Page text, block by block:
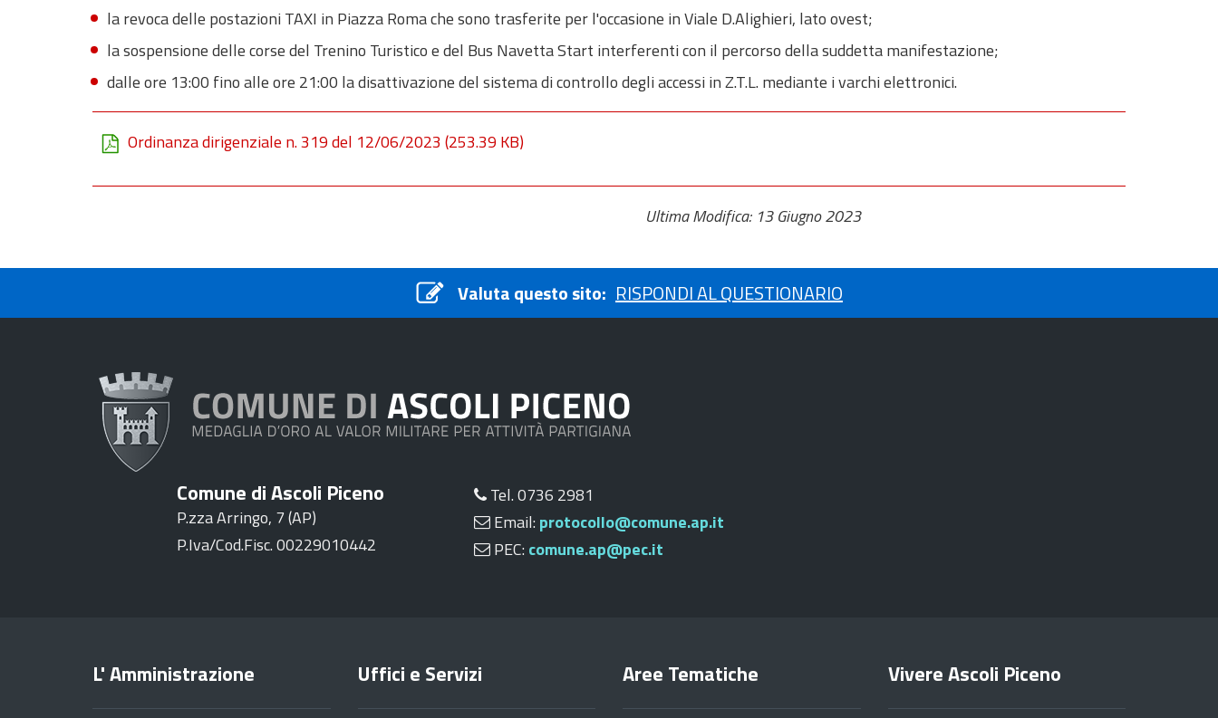
la revoca delle postazioni TAXI in Piazza Roma che sono trasferite per l'occasione in Viale D.Alighieri, lato ovest;
la sospensione delle corse del Trenino Turistico e del Bus Navetta Start interferenti con il percorso della suddetta manifestazione;
dalle ore 13:00 fino alle ore 21:00 la disattivazione del sistema di controllo degli accessi in Z.T.L. mediante i varchi elettronici.
Ordinanza dirigenziale n. 319 del 12/06/2023 (253.39 KB)
Ultima Modifica: 13 Giugno 2023
Valuta questo sito: RISPONDI AL QUESTIONARIO
Comune di Ascoli Piceno
P.zza Arringo, 7 (AP)
P.Iva/Cod.Fisc. 00229010442
Tel. 0736 2981
Email: protocollo@comune.ap.it
PEC: comune.ap@pec.it
L' Amministrazione Uffici e Servizi Aree Tematiche Vivere Ascoli Piceno